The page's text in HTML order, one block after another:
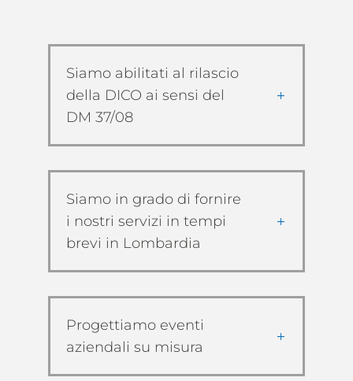
Siamo abilitati al rilascio
della DICO ai sensi del
DM 37/08
Siamo in grado di fornire
i nostri servizi in tempi
brevi in Lombardia
Progettiamo eventi
aziendali su misura